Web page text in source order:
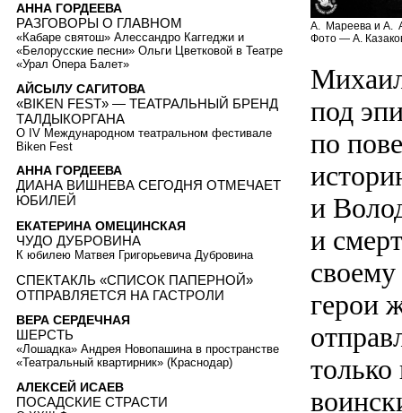
А. Мареева и А.
Фото — А.
под
по
и
и
своему
герои
АННА ГОРДЕЕВА
РАЗГОВОРЫ О ГЛАВНОМ
«Кабаре святош» Алессандро Каггеджи и
«Белорусские песни» Ольги Цветковой в Театре
«Урал Опера Балет»
АЙСЫЛУ САГИТОВА
«BIKEN FEST» — ТЕАТРАЛЬНЫЙ БРЕНД
ТАЛДЫКОРГАНА
О IV Международном театральном фестивале
Biken Fest
АННА ГОРДЕЕВА
ДИАНА ВИШНЕВА СЕГОДНЯ ОТМЕЧАЕТ
ЮБИЛЕЙ
ЕКАТЕРИНА ОМЕЦИНСКАЯ
ЧУДО ДУБРОВИНА
К юбилею Матвея Григорьевича Дубровина
СПЕКТАКЛЬ «СПИСОК ПАПЕРНОЙ»
ОТПРАВЛЯЕТСЯ НА ГАСТРОЛИ
ВЕРА СЕРДЕЧНАЯ
ШЕРСТЬ
«Лошадка» Андрея Новопашина в пространстве
«Театральный квартирник» (Краснодар)
АЛЕКСЕЙ ИСАЕВ
ПОСАДСКИЕ СТРАСТИ